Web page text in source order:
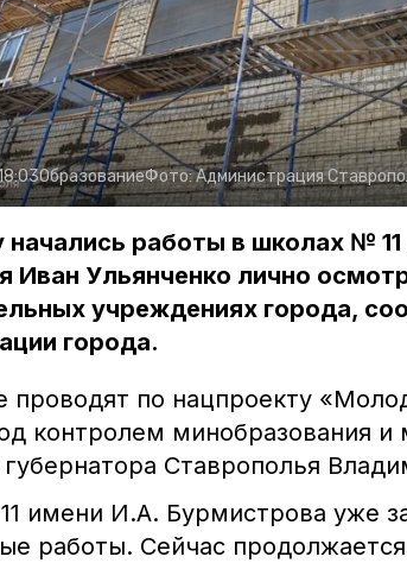
ОбразованиеФото:Администрация
начались работы в школах №
Иван Ульянченко лично
учреждениях города,
города.
проводят по нацпроекту
контролем минобразования и
Ставрополья
имени И.А. Бурмистрова уже
работы. Сейчас